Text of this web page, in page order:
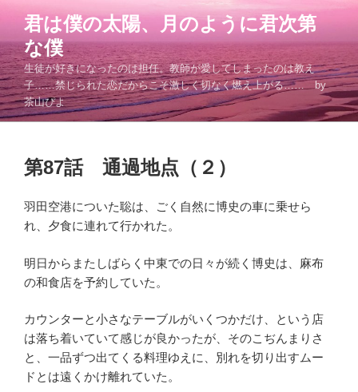
テ
ン
ツ
へ
ス
君は僕の太陽、月のように君次第
な僕
生徒が好きになったのは担任。教師が愛してしまったのは教え
子……禁じられた恋だからこそ激しく切なく燃え上がる…… by
茶山ぴよ
投
稿
第87話 通過地点（２）
羽田空港についた聡は、ごく自然に博史の車に乗せら
れ、夕食に連れて行かれた。
明日からまたしばらく中東での日々が続く博史は、麻布
の和食店を予約していた。
カウンターと小さなテーブルがいくつかだけ、という店
は落ち着いていて感じが良かったが、そのこぢんまりさ
と、一品ずつ出てくる料理ゆえに、別れを切り出すムー
ドとは遠くかけ離れていた。